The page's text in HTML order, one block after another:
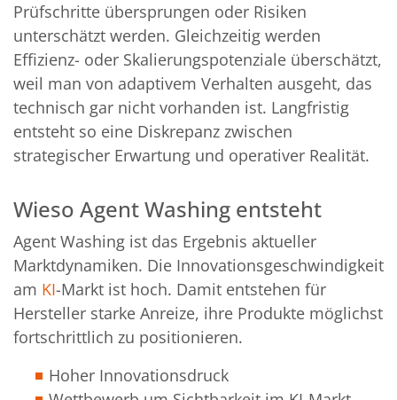
Prüfschritte übersprungen oder Risiken
unterschätzt werden. Gleichzeitig werden
Effizienz- oder Skalierungspotenziale überschätzt,
weil man von adaptivem Verhalten ausgeht, das
technisch gar nicht vorhanden ist. Langfristig
entsteht so eine Diskrepanz zwischen
strategischer Erwartung und operativer Realität.
Wieso Agent Washing entsteht
Agent Washing ist das Ergebnis aktueller
Marktdynamiken. Die Innovationsgeschwindigkeit
am KI-Markt ist hoch. Damit entstehen für
Hersteller starke Anreize, ihre Produkte möglichst
fortschrittlich zu positionieren.
Hoher Innovationsdruck